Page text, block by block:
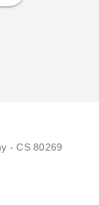
- CS 80269